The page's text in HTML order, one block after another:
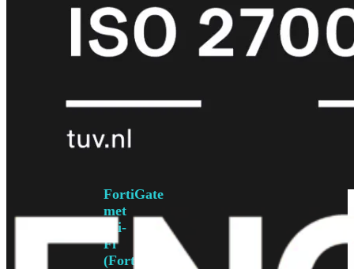
MIMO
Alles
FortiAP
FortiGate
met
Wi-
Fi
(FortiWiFi)